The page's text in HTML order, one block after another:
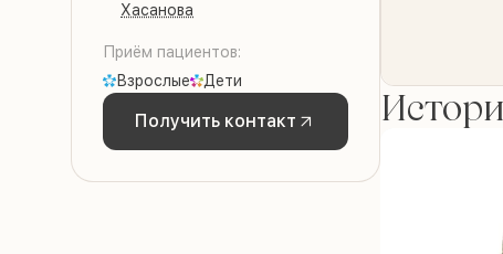
Хасанова
Приём пациентов:
Взрослые
Дети
Получить контакт